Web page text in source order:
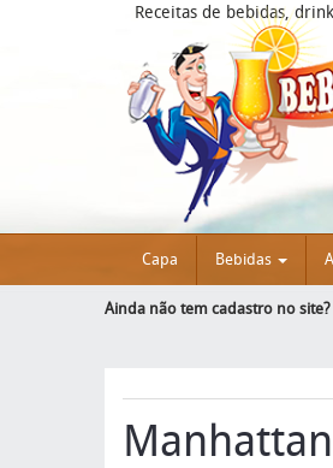
Receitas de bebidas,
Capa Bebidas
Ainda não tem cadastro no site?